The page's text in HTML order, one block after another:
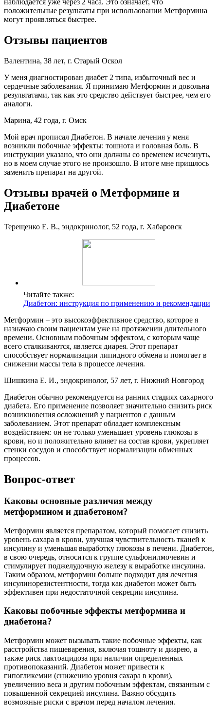
наблюдается уже через 2 часа. Это означает, что
положительные результаты при использовании Метформина
могут проявляться быстрее.
Отзывы пациентов
Валентина, 38 лет, г. Старый Оскол
У меня диагностирован диабет 2 типа, избыточный вес и
сердечные заболевания. Я принимаю Метформин и довольна
результатами, так как это средство действует быстрее, чем его
аналоги.
Марина, 42 года, г. Омск
Мой врач прописал Диабетон. В начале лечения у меня
возникли побочные эффекты: тошнота и головная боль. В
инструкции указано, что они должны со временем исчезнуть,
но в моем случае этого не произошло. В итоге мне пришлось
заменить препарат на другой.
Отзывы врачей о Метформине и
Диабетоне
Терещенко Е. В., эндокринолог, 52 года, г. Хабаровск
Читайте также:
Диабетон: инструкция по применению и рекомендации
Метформин – это высокоэффективное средство, которое я
назначаю своим пациентам уже на протяжении длительного
времени. Основным побочным эффектом, с которым чаще
всего сталкиваются, является диарея. Этот препарат
способствует нормализации липидного обмена и помогает в
снижении массы тела в процессе лечения.
Шишкина Е. И., эндокринолог, 57 лет, г. Нижний Новгород
Диабетон обычно рекомендуется на ранних стадиях сахарного
диабета. Его применение позволяет значительно снизить риск
возникновения осложнений у пациентов с данным
заболеванием. Этот препарат обладает комплексным
воздействием: он не только уменьшает уровень глюкозы в
крови, но и положительно влияет на состав крови, укрепляет
стенки сосудов и способствует нормализации обменных
процессов.
Вопрос-ответ
Каковы основные различия между
метформином и диабетоном?
Метформин является препаратом, который помогает снизить
уровень сахара в крови, улучшая чувствительность тканей к
инсулину и уменьшая выработку глюкозы в печени. Диабетон,
в свою очередь, относится к группе сульфонилмочевин и
стимулирует поджелудочную железу к выработке инсулина.
Таким образом, метформин больше подходит для лечения
инсулинорезистентности, тогда как диабетон может быть
эффективен при недостаточной секреции инсулина.
Каковы побочные эффекты метформина и
диабетона?
Метформин может вызывать такие побочные эффекты, как
расстройства пищеварения, включая тошноту и диарею, а
также риск лактоацидоза при наличии определенных
противопоказаний. Диабетон может привести к
гипогликемии (снижению уровня сахара в крови),
увеличению веса и другим побочным эффектам, связанным с
повышенной секрецией инсулина. Важно обсудить
возможные риски с врачом перед началом лечения.